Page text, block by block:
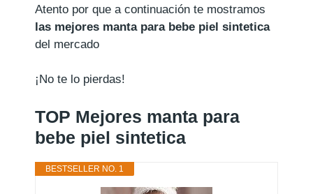
Atento por que a continuación te mostramos
las mejores manta para bebe piel sintetica
del mercado
¡No te lo pierdas!
TOP Mejores manta para
bebe piel sintetica
BESTSELLER NO. 1